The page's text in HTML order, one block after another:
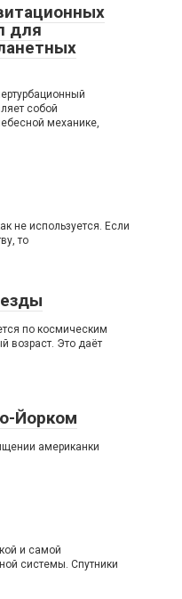
для
собой
механике,
не используется. Если
то
по космическим
возраст. Это даёт
Йорком
американки
и самой
системы. Спутники